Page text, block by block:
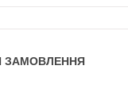
ЗАМОВЛЕННЯ